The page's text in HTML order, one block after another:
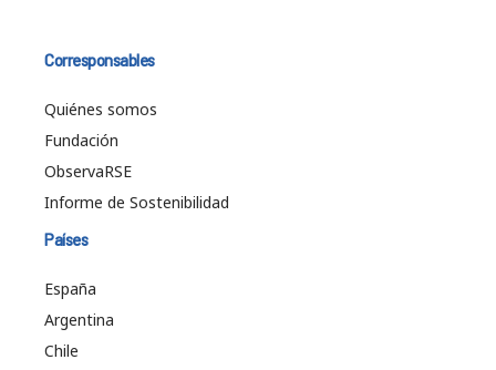
Corresponsables
Quiénes somos
Fundación
ObservaRSE
Informe de Sostenibilidad
Países
España
Argentina
Chile